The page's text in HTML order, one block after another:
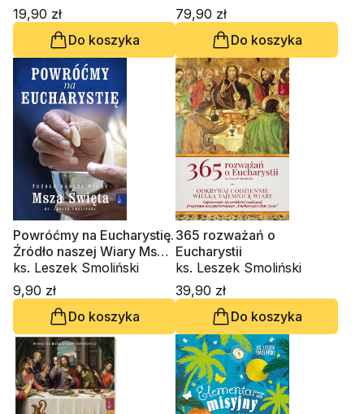
19,90 zł
Do koszyka
79,90 zł
Do koszyka
Powróćmy na Eucharystię.
Źródło naszej Wiary Msza
Święta
ks. Leszek Smoliński
9,90 zł
Do koszyka
365 rozważań o
Eucharystii
ks. Leszek Smoliński
39,90 zł
Do koszyka